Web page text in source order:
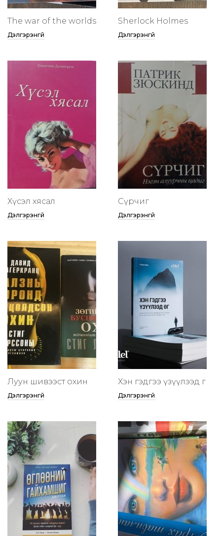
The war of the worlds
Дэлгэрэнгүй
Sherlock Holmes
Дэлгэрэнгүй
Хүсэл хясал
Дэлгэрэнгүй
Сүрчиг
Дэлгэрэнгүй
Луун шивээст охин
Дэлгэрэнгүй
Хэн гэдгээ үзүүлээд өг
Дэлгэрэнгүй